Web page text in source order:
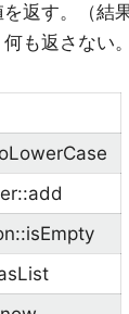
返す。（結
も返さない